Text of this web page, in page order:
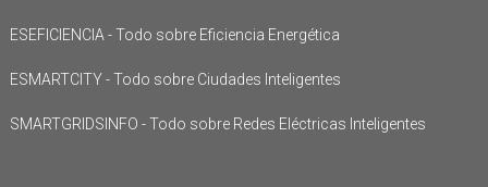
ESEFICIENCIA - Todo sobre Eficiencia Energética
ESMARTCITY - Todo sobre Ciudades Inteligentes
SMARTGRIDSINFO - Todo sobre Redes Eléctricas Inteligentes